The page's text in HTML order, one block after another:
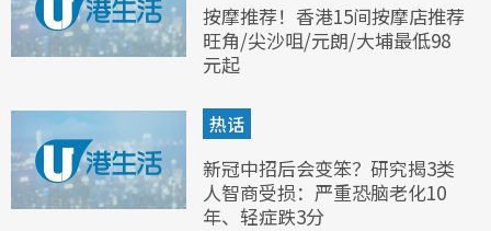
按摩推荐！香港15间按摩店推荐
旺角/尖沙咀/元朗/大埔最低98
元起
热话
新冠中招后会变笨？研究揭3类
人智商受损：严重恐脑老化10
年、轻症跌3分